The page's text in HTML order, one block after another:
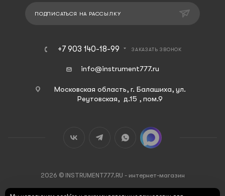
ПОДПИСАТЬСЯ НА РАССЫЛКУ
+7 903 140-18-99 ЗАКАЗАТЬ ЗВОНОК
info@instrument777.ru
Московская область, г. Балашиха, ул.
Реутовская, д.15 , пом.9
2026 © INSTRUMENT777.RU - интернет-магазин